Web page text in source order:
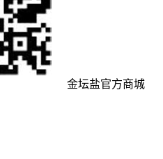
金坛盐官方商城